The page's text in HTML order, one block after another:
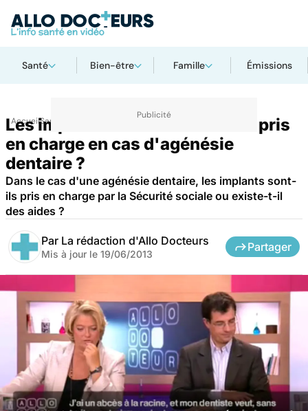
Santé Bien-être Famille Émissions
AccueilSanté
Les implants dentaires sont-ils pris
en charge en cas d'agénésie
dentaire ?
Dans le cas d'une agénésie dentaire, les implants sont-
ils pris en charge par la Sécurité sociale ou existe-t-il
des aides ?
Par La rédaction d'Allo Docteurs
Mis à jour le 19/06/2013
Partager